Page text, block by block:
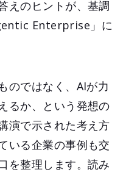
えのヒントが、基調
Enterprise」に
のではなく、AIが力
るか、という発想の
演で示された考え方
いる企業の事例も交
を整理します。読み